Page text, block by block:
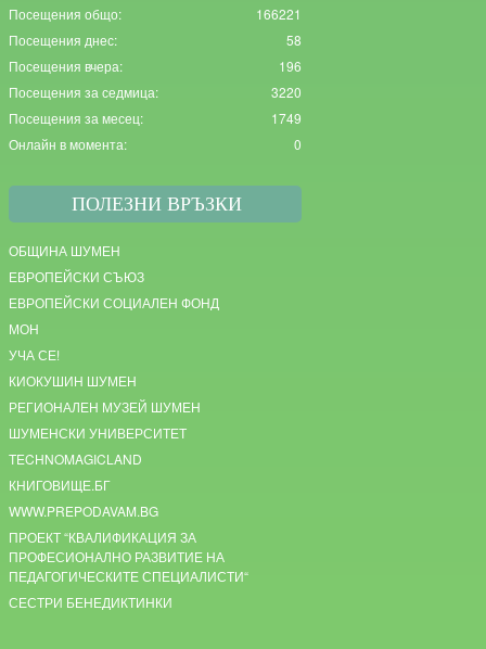
166221
Посещения общо:
58
Посещения днес:
196
Посещения вчера:
3220
Посещения за седмица:
1749
Посещения за месец:
0
Онлайн в момента:
ПОЛЕЗНИ ВРЪЗКИ
ОБЩИНА ШУМЕН
ЕВРОПЕЙСКИ СЪЮЗ
ЕВРОПЕЙСКИ СОЦИАЛЕН ФОНД
МОН
УЧА СЕ!
КИОКУШИН ШУМЕН
РЕГИОНАЛЕН МУЗЕЙ ШУМЕН
ШУМЕНСКИ УНИВЕРСИТЕТ
TECHNOMAGICLAND
КНИГОВИЩЕ.БГ
WWW.PREPODAVAM.BG
ПРОЕКТ “КВАЛИФИКАЦИЯ ЗА
ПРОФЕСИОНАЛНО РАЗВИТИЕ НА
ПЕДАГОГИЧЕСКИТЕ СПЕЦИАЛИСТИ“
СЕСТРИ БЕНЕДИКТИНКИ